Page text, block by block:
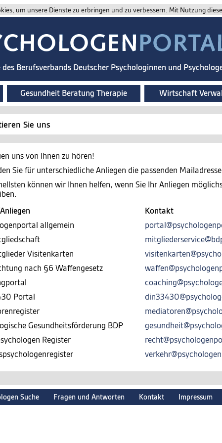
um unsere Dienste zu erbringen und zu verbessern. Mit Nutzung
des Berufsverbands Deutscher Psychologinnen und
Gesundheit Beratung Therapie Wirtschaft
Sie uns
uns von Ihnen zu hören!
Sie für unterschiedliche Anliegen die passenden
können wir Ihnen helfen, wenn Sie Ihr Anliegen
Kontakt
allgemein
Visitenkarten
nach §6 Waffengesetz
Portal
Gesundheitsförderung BDP
Register
Suche Fragen und Antworten Kontakt Impressum